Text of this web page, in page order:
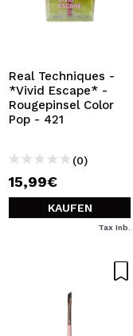
Real Techniques -
*Vivid Escape* -
Rougepinsel Color
Pop - 421
(0)
15,99€
KAUFEN
Tax Inb.